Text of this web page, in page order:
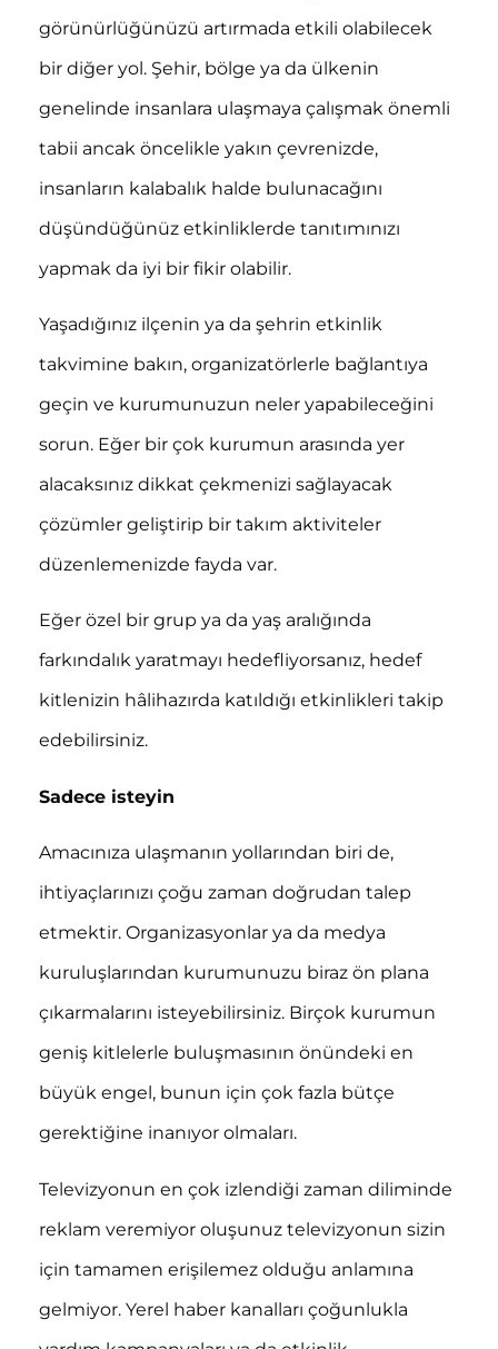
görünürlüğünüzü artırmada etkili olabilecek
bir diğer yol. Şehir, bölge ya da ülkenin
genelinde insanlara ulaşmaya çalışmak önemli
tabii ancak öncelikle yakın çevrenizde,
insanların kalabalık halde bulunacağını
düşündüğünüz etkinliklerde tanıtımınızı
yapmak da iyi bir fikir olabilir.
Yaşadığınız ilçenin ya da şehrin etkinlik
takvimine bakın, organizatörlerle bağlantıya
geçin ve kurumunuzun neler yapabileceğini
sorun. Eğer bir çok kurumun arasında yer
alacaksınız dikkat çekmenizi sağlayacak
çözümler geliştirip bir takım aktiviteler
düzenlemenizde fayda var.
Eğer özel bir grup ya da yaş aralığında
farkındalık yaratmayı hedefliyorsanız, hedef
kitlenizin hâlihazırda katıldığı etkinlikleri takip
edebilirsiniz.
Sadece isteyin
Amacınıza ulaşmanın yollarından biri de,
ihtiyaçlarınızı çoğu zaman doğrudan talep
etmektir. Organizasyonlar ya da medya
kuruluşlarından kurumunuzu biraz ön plana
çıkarmalarını isteyebilirsiniz. Birçok kurumun
geniş kitlelerle buluşmasının önündeki en
büyük engel, bunun için çok fazla bütçe
gerektiğine inanıyor olmaları.
Televizyonun en çok izlendiği zaman diliminde
reklam veremiyor oluşunuz televizyonun sizin
için tamamen erişilemez olduğu anlamına
gelmiyor. Yerel haber kanalları çoğunlukla